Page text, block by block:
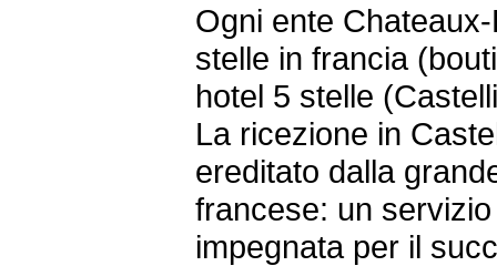
Ogni ente
stelle in francia
hotel 5 stelle
La ricezione in
ereditato dalla
francese: un
impegnata per il